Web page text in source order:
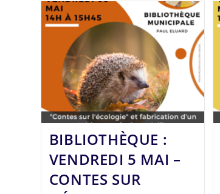
BIBLIOTHÈQUE :
VENDREDI 5 MAI –
CONTES SUR